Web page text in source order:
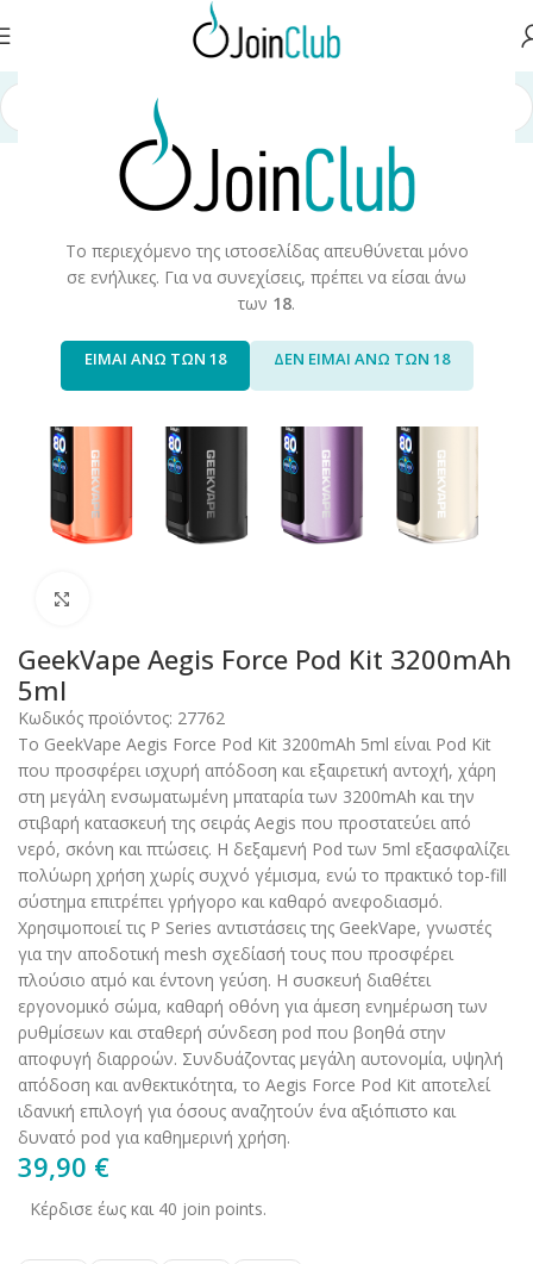
Το περιεχόμενο της ιστοσελίδας απευθύνεται μόνο
σε ενήλικες. Για να συνεχίσεις, πρέπει να είσαι άνω
των 18.
ΕΙΜΑΙ ΑΝΩ ΤΩΝ 18 ΔΕΝ ΕΙΜΑΙ ΑΝΩ ΤΩΝ 18
σελίδα Συσκευές/Αναλώσιμα
GeekVape Aegis Force Pod Kit 3200mAh
5ml
Κωδικός προϊόντος: 27762
Το GeekVape Aegis Force Pod Kit 3200mAh 5ml είναι Pod Kit
που προσφέρει ισχυρή απόδοση και εξαιρετική αντοχή, χάρη
στη μεγάλη ενσωματωμένη μπαταρία των 3200mAh και την
στιβαρή κατασκευή της σειράς Aegis που προστατεύει από
νερό, σκόνη και πτώσεις. Η δεξαμενή Pod των 5ml εξασφαλίζει
πολύωρη χρήση χωρίς συχνό γέμισμα, ενώ το πρακτικό top-fill
σύστημα επιτρέπει γρήγορο και καθαρό ανεφοδιασμό.
Χρησιμοποιεί τις P Series αντιστάσεις της GeekVape, γνωστές
για την αποδοτική mesh σχεδίασή τους που προσφέρει
πλούσιο ατμό και έντονη γεύση. Η συσκευή διαθέτει
εργονομικό σώμα, καθαρή οθόνη για άμεση ενημέρωση των
ρυθμίσεων και σταθερή σύνδεση pod που βοηθά στην
αποφυγή διαρροών. Συνδυάζοντας μεγάλη αυτονομία, υψηλή
απόδοση και ανθεκτικότητα, το Aegis Force Pod Kit αποτελεί
ιδανική επιλογή για όσους αναζητούν ένα αξιόπιστο και
δυνατό pod για καθημερινή χρήση.
39,90 €
Κέρδισε έως και 40 join points.